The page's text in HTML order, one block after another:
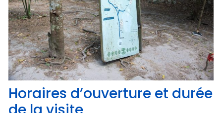
Horaires d’ouverture et durée